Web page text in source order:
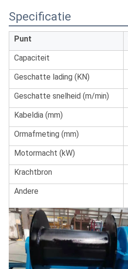
Specificatie
Punt
Capaciteit
Geschatte lading (KN)
Geschatte snelheid (m/min)
Kabeldia (mm)
Ormafmeting (mm)
Motormacht (kW)
Krachtbron
Andere